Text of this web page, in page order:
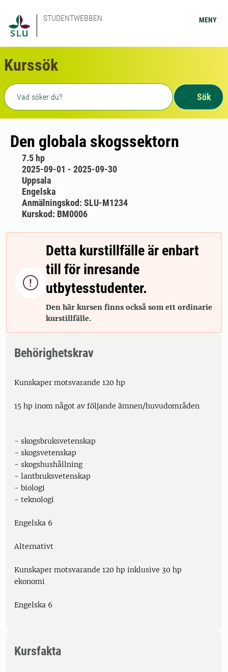
STUDENTWEBBEN MENY
Kurssök
Fritext sökning
Sök
Den globala skogssektorn
7.5 hp
2025-09-01 - 2025-09-30
Uppsala
Engelska
Anmälningskod: SLU-M1234
Kurskod: BM0006

Detta kurstillfälle är enbart
till för inresande
utbytesstudenter.
Den här kursen finns också som ett ordinarie
kurstillfälle.
Behörighetskrav
Kunskaper motsvarande 120 hp
15 hp inom något av följande ämnen/huvudområden
- skogsbruksvetenskap
- skogsvetenskap
- skogshushållning
- lantbruksvetenskap
- biologi
- teknologi
Engelska 6
Alternativt
Kunskaper motsvarande 120 hp inklusive 30 hp
ekonomi
Engelska 6
Kursfakta